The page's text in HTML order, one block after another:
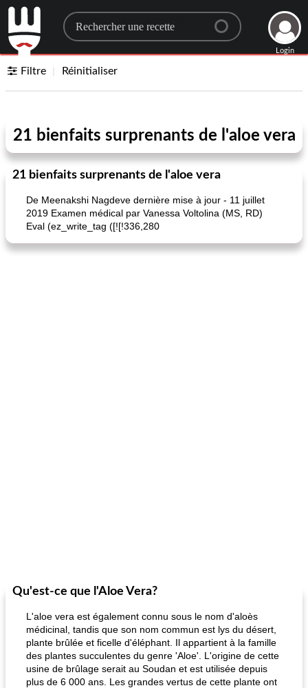
Search for a recipe
Login
Filtre Réinitialiser
21 bienfaits surprenants de l'aloe vera
21 bienfaits surprenants de l'aloe vera
De Meenakshi Nagdeve dernière mise à jour - 11 juillet
2019 Examen médical par Vanessa Voltolina (MS, RD)
Eval (ez_write_tag ([![!336,280
Qu'est-ce que l'Aloe Vera?
L'aloe vera est également connu sous le nom d'aloès
médicinal, tandis que son nom commun est lys du désert,
plante brûlée et ficelle d'éléphant. Il appartient à la famille
des plantes succulentes du genre 'Aloe'. L'origine de cette
usine de brûlage serait au Soudan et est utilisée depuis
plus de 6 000 ans. Les grandes vertus de cette plante ont